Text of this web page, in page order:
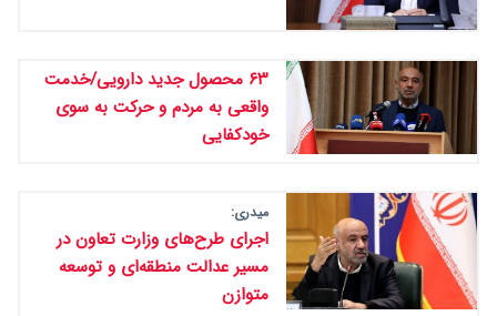
۶۳ محصول جدید دارویی/خدمت
واقعی به مردم و حرکت به سوی
خودکفایی
میدری:
اجرای طرح‌های وزارت تعاون در
مسیر عدالت منطقه‌ای و توسعه
متوازن